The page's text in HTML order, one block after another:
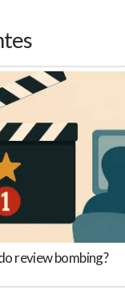
review bombing?